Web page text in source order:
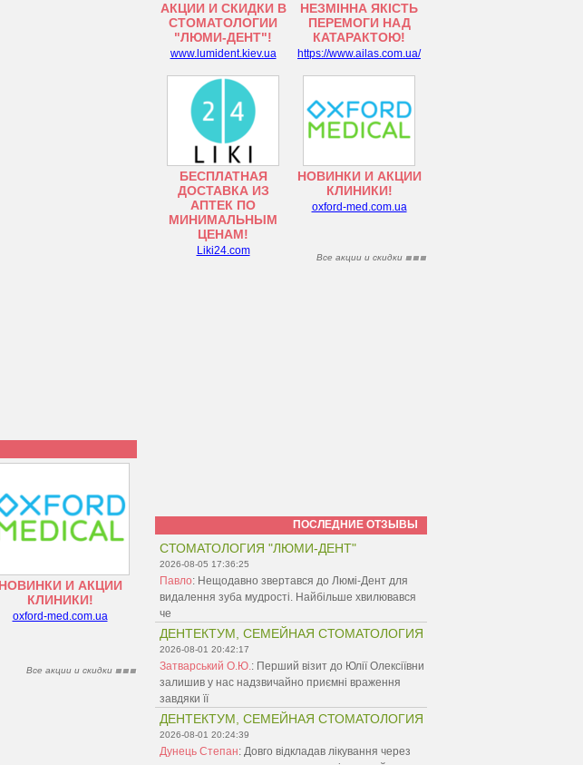
НОВИНКИ И АКЦИИ
КЛИНИКИ!
oxford-med.com.ua
Все акции и скидки
АКЦИИ И СКИДКИ В
СТОМАТОЛОГИИ
"ЛЮМИ-ДЕНТ"!
www.lumident.kiev.ua
НЕЗМІННА ЯКІСТЬ
ПЕРЕМОГИ НАД
КАТАРАКТОЮ!
https://www.ailas.com.ua/
БЕСПЛАТНАЯ
ДОСТАВКА ИЗ
АПТЕК ПО
МИНИМАЛЬНЫМ
ЦЕНАМ!
Liki24.com
НОВИНКИ И АКЦИИ
КЛИНИКИ!
oxford-med.com.ua
Все акции и скидки
ПОСЛЕДНИЕ ОТЗЫВЫ
СТОМАТОЛОГИЯ "ЛЮМИ-ДЕНТ"
2026-08-05 17:36:25
Павло: Нещодавно звертався до Люмі-Дент для
видалення зуба мудрості. Найбільше хвилювався
че
ДЕНТЕКТУМ, СЕМЕЙНАЯ СТОМАТОЛОГИЯ
2026-08-01 20:42:17
Затварський О.Ю.: Перший візит до Юлії Олексіївни
залишив у нас надзвичайно приємні враження
завдяки її
ДЕНТЕКТУМ, СЕМЕЙНАЯ СТОМАТОЛОГИЯ
2026-08-01 20:24:39
Дунець Степан: Довго відкладав лікування через